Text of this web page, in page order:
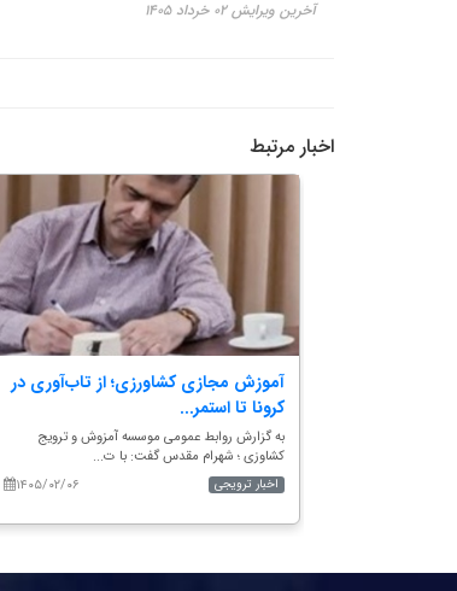
آخرین ویرایش ۰۲ خرداد ۱۴۰۵
اخبار مرتبط
آموزش مجازی کشاورزی؛ از تاب‌آوری در
کرونا تا استمر...
به گزارش روابط عمومی موسسه آمزوش و ترویج
کشاوزی ؛ شهرام مقدس گفت: با ت...
۱۴۰۵/۰۲/۰۶
اخبار ترویجی